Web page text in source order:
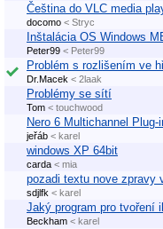
Čeština do VLC media
docomo < Stryc
Inštalácia OS Windows
Peter99 < Peter99
Problém s rozlišením ve
Dr.Macek < 2laak
Problémy se sítí
Tom < touchwood
Nero 6 Multichannel Plug-
jeřáb < karel
windows XP 64bit
carda < mia
pozadi textu nove zpravy
sdjlfk < karel
Jaký program pro tvoření
Beckham < karel